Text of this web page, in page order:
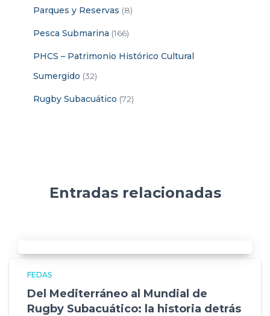
Parques y Reservas (8)
Pesca Submarina (166)
PHCS – Patrimonio Histórico Cultural
Sumergido (32)
Rugby Subacuático (72)
Entradas relacionadas
FEDAS
Del Mediterráneo al Mundial de
Rugby Subacuático: la historia detrás